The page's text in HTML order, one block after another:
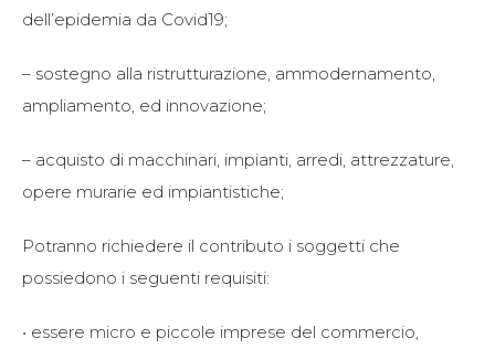
dell’epidemia da Covid19;
– sostegno alla ristrutturazione, ammodernamento,
ampliamento, ed innovazione;
– acquisto di macchinari, impianti, arredi, attrezzature,
opere murarie ed impiantistiche;
Potranno richiedere il contributo i soggetti che
possiedono i seguenti requisiti:
• essere micro e piccole imprese del commercio,